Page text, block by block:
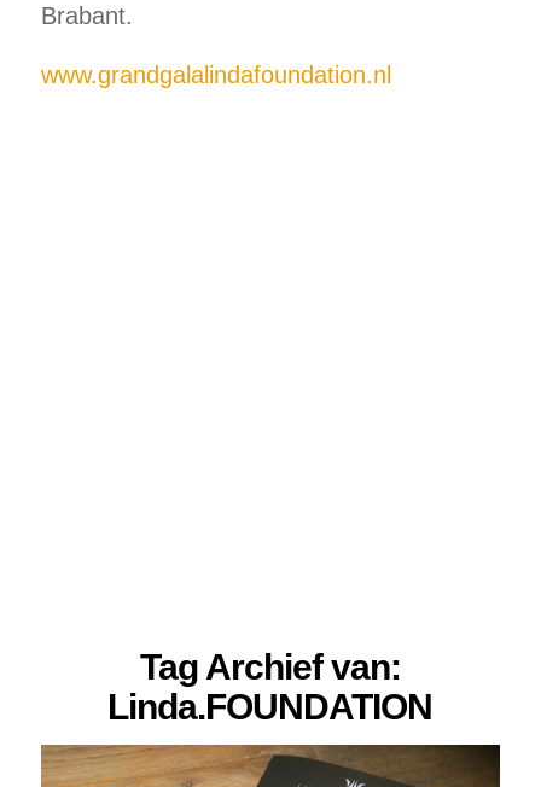
Brabant.
www.grandgalalindafoundation.nl
Tag Archief van:
Linda.FOUNDATION